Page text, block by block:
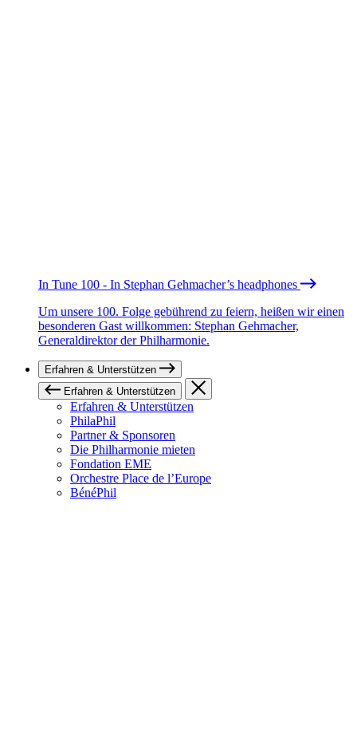
In Tune 100 - In Stephan Gehmacher’s headphones
Um unsere 100. Folge gebührend zu feiern, heißen wir einen
besonderen Gast willkommen: Stephan Gehmacher,
Generaldirektor der Philharmonie.
Erfahren & Unterstützen
Erfahren & Unterstützen
Erfahren & Unterstützen
PhilaPhil
Partner & Sponsoren
Die Philharmonie mieten
Fondation EME
Orchestre Place de l’Europe
BénéPhil